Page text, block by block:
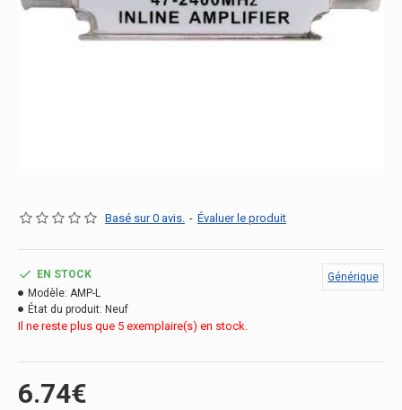
Basé sur 0 avis. - Évaluer le produit
6.74€
EN STOCK
Modèle: AMP-L
État du produit: Neuf
Générique
Il ne reste plus que 5 exemplaire(s) en stock.